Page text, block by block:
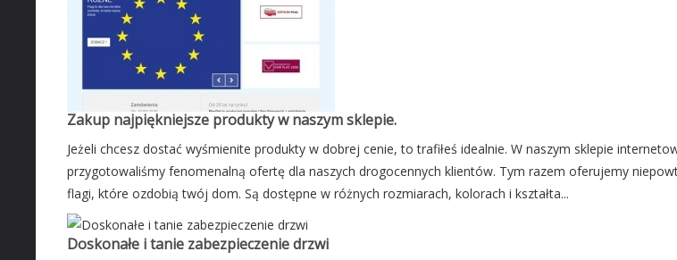
Zakup najpiękniejsze produkty w naszym sklepie.
Jeżeli chcesz dostać wyśmienite produkty w dobrej cenie, to trafiłeś idealnie. W naszym sklepie
przygotowaliśmy fenomenalną ofertę dla naszych drogocennych klientów. Tym razem oferujemy
flagi, które ozdobią twój dom. Są dostępne w różnych rozmiarach, kolorach i kształta...
Doskonałe i tanie zabezpieczenie drzwi